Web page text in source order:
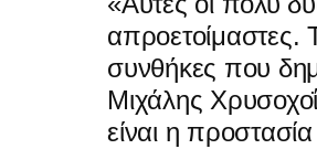
απροετοίμαστες.
συνθήκες που
Μιχάλης
είναι η